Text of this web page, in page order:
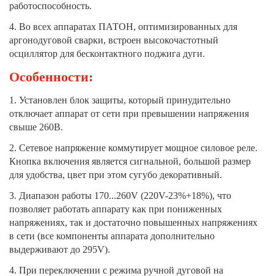
работоспособность.
4. Во всех аппаратах ПАТОН, оптимизированных для
аргонодуговой сварки, встроен высокочастотный
осциллятор для бесконтактного поджига дуги.
Особенности:
1. Установлен блок защиты, который принудительно
отключает аппарат от сети при превышении напряжения
свыше 260В.
2. Сетевое напряжение коммутирует мощное силовое реле.
Кнопка включения является сигнальной, большой размер
для удобства, цвет при этом сугубо декоративный.
3. Диапазон работы 170...260V (220V-23%+18%), что
позволяет работать аппарату как при пониженных
напряжениях, так и достаточно повышенных напряжениях
в сети (все компоненты аппарата дополнительно
выдерживают до 295V).
4. При переключении с режима ручной дуговой на